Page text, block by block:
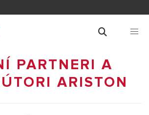
PARTNERI A
ARISTON